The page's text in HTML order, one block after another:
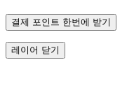
결제 포인트 한번에 받기
레이어 닫기